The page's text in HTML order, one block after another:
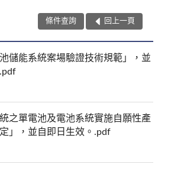
條件查詢 回上一頁
儲能系統案場驗證技術規範」，並
之單電池及電池系統實施自願性產
」，並自即日生效。.pdf